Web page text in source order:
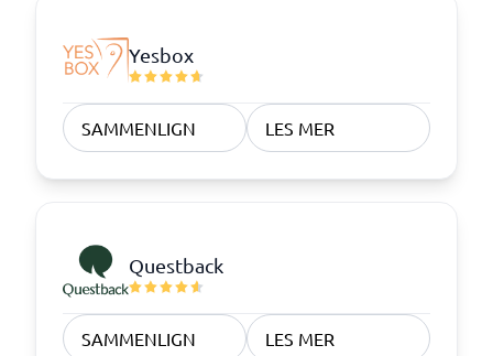
Yesbox
SAMMENLIGN LES MER
Questback
SAMMENLIGN LES MER